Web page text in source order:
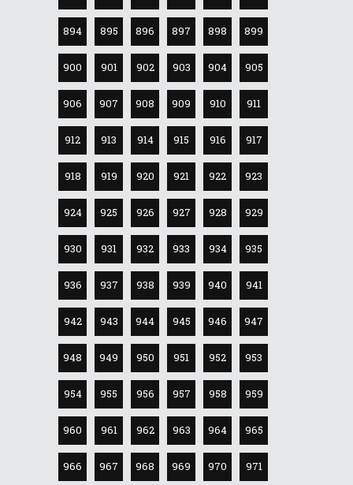
894 895 896 897 898 899
900 901 902 903 904 905
906 907 908 909 910 911
912 913 914 915 916 917
918 919 920 921 922 923
924 925 926 927 928 929
930 931 932 933 934 935
936 937 938 939 940 941
942 943 944 945 946 947
948 949 950 951 952 953
954 955 956 957 958 959
960 961 962 963 964 965
966 967 968 969 970 971